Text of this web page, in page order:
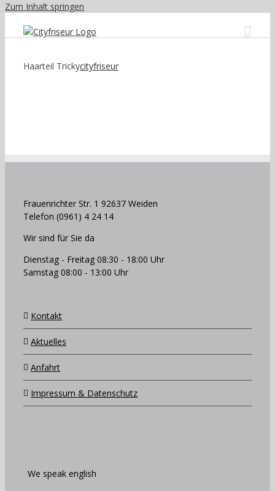
Zum Inhalt springen
Haarteil Trickycityfriseur
Frauenrichter Str. 1 92637 Weiden
Telefon (0961) 4 24 14
Wir sind für Sie da
Dienstag - Freitag 08:30 - 18:00 Uhr
Samstag 08:00 - 13:00 Uhr
Kontakt
Aktuelles
Anfahrt
Impressum & Datenschutz
We speak english